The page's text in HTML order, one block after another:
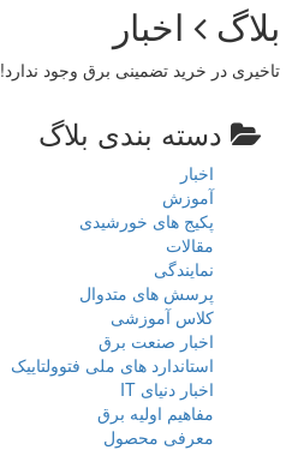
بلاگ اخبار
تاخیری در خرید تضمینی برق وجود ندارد!
دسته بندی بلاگ
اخبار
آموزش
پکیج های خورشیدی
مقالات
نمایندگی
پرسش های متدوال
کلاس آموزشی
اخبار صنعت برق
استاندارد های ملی فتوولتاییک
اخبار دنیای IT
مفاهیم اولیه برق
معرفی محصول